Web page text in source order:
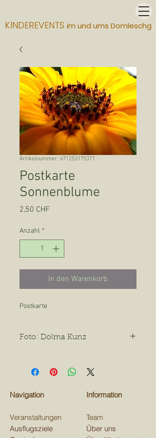
KINDEREVENTS im und ums Domleschg
Artikelnummer: 671253175371
Postkarte
Sonnenblume
2,50 CHF
Anzahl *
In den Warenkorb
Postkarte
Foto: Dolma Kunz
Navigation
Veranstaltungen
Ausflugsziele
Information
Team
Über uns